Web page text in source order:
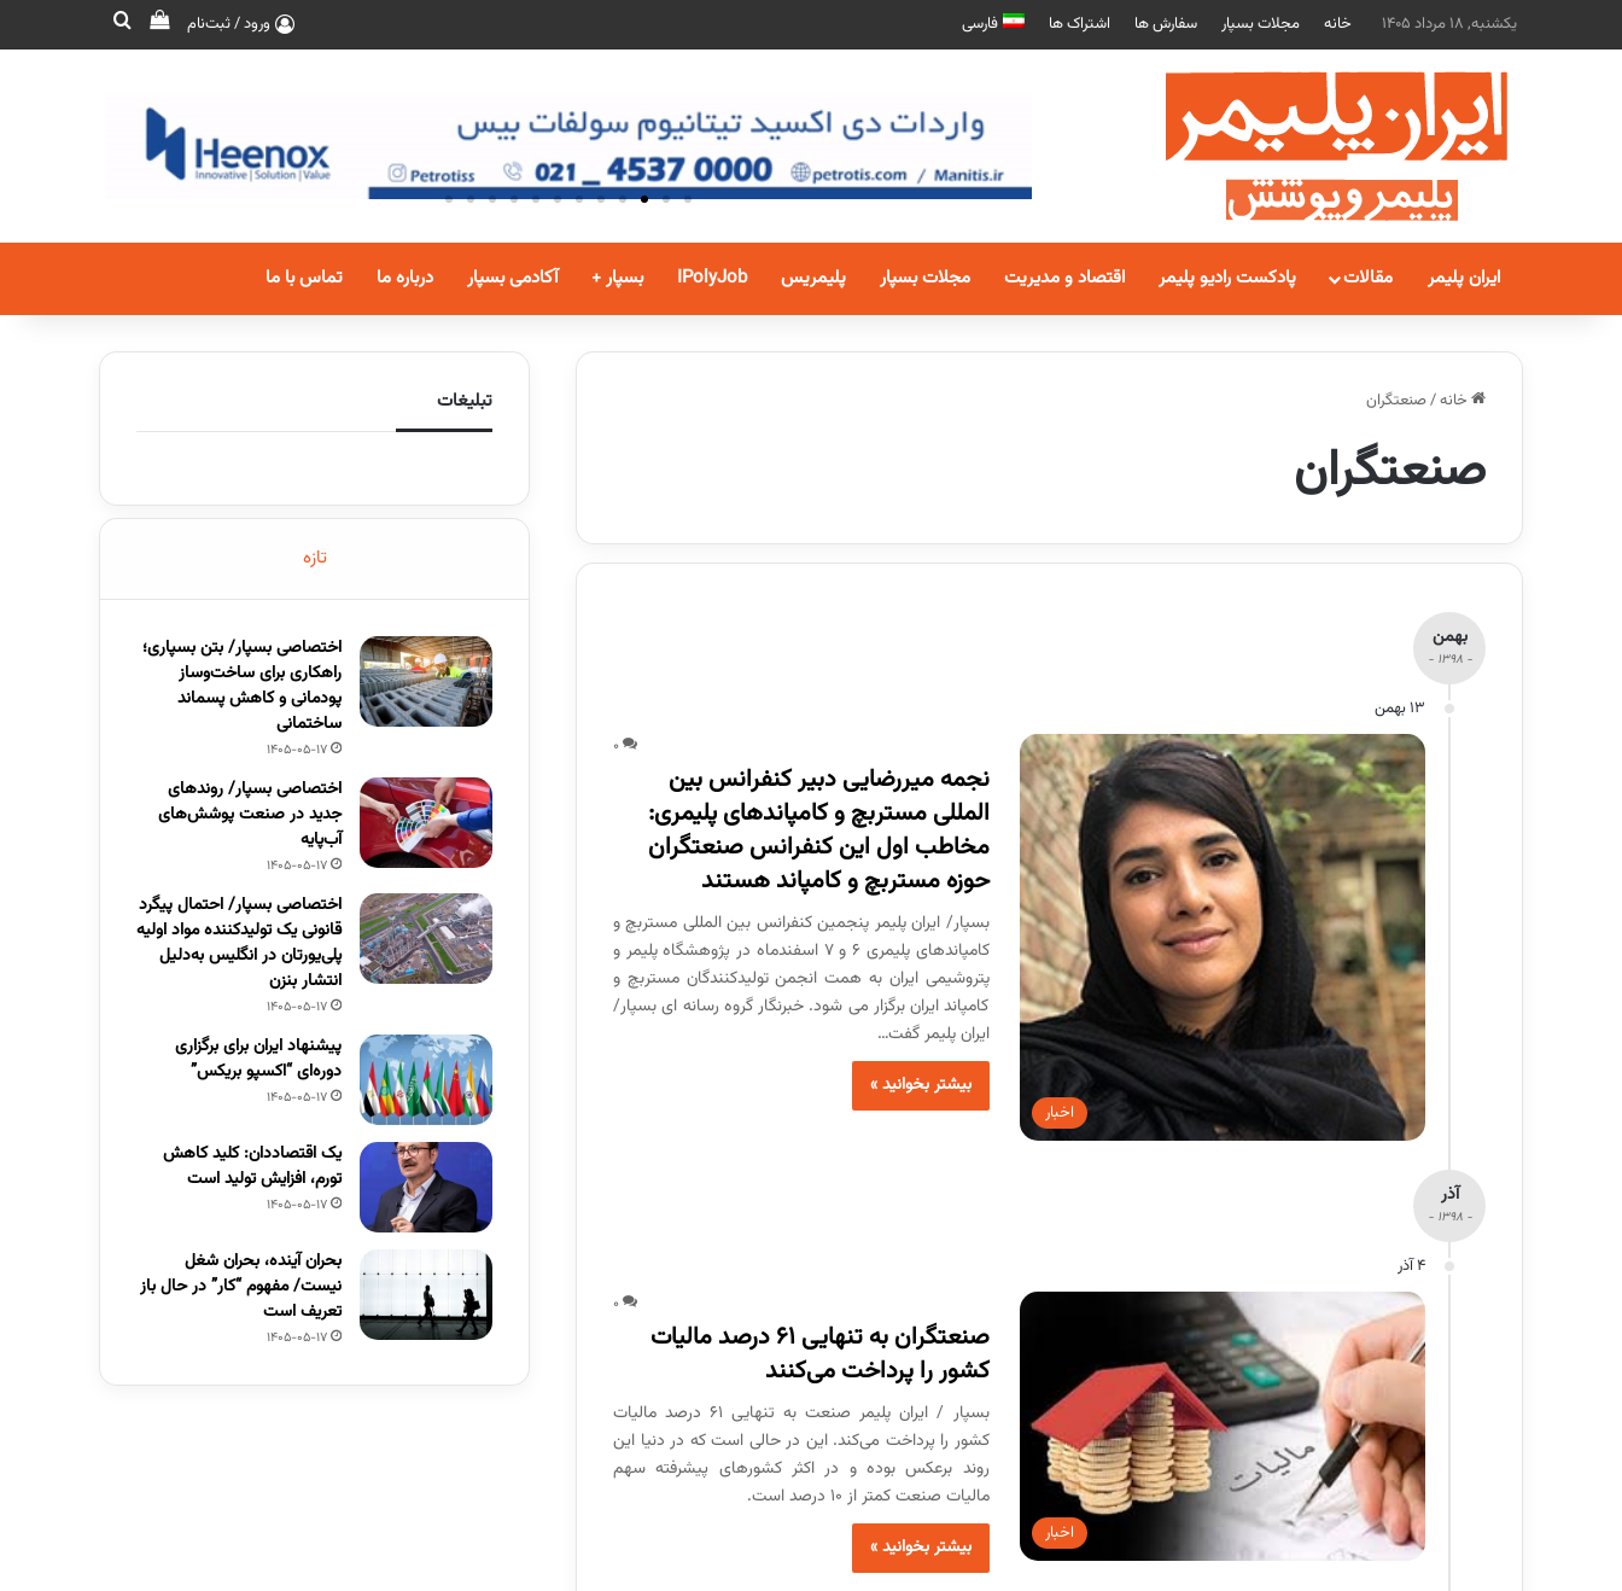
یکشنبه, 18 مرداد 1405 خانه مجلات بسپار سفارش ها اشتراک ها فارسی ورود / ثبت‌نام
ایران پلیمر مقالات پادکست رادیو پلیمر اقتصاد و مدیریت مجلات بسپار پلیمریس IPolyJob بسپار + آکادمی بسپار درباره ما تماس با ما
خانه/صنعت­گران
صنعت­گران
بهمن
- 1398 -
13 بهمن
اخبار
0
نجمه میررضایی دبیر کنفرانس بین
المللی مستربچ و کامپاندهای پلیمری:
مخاطب اول این کنفرانس صنعتگران
حوزه مستربچ و کامپاند هستند
بسپار/ ایران پلیمر پنجمین کنفرانس بین المللی مستربچ و
کامپاندهای پلیمری 6 و 7 اسفندماه در پژوهشگاه پلیمر و
پتروشیمی ایران به همت انجمن تولیدکنندگان مستربچ و
کامپاند ایران برگزار می شود. خبرنگار گروه رسانه ای بسپار/
ایران پلیمر گفت…
بیشتر بخوانید »
آذر
- 1398 -
4 آذر
اخبار
0
صنعتگران به تنهایی ۶۱ درصد مالیات
کشور را پرداخت می‌کنند
بسپار / ایران پلیمر صنعت به تنهایی ۶۱ درصد مالیات
کشور را پرداخت می‌کند. این در حالی است که در دنیا این
روند برعکس بوده و در اکثر کشورهای پیشرفته سهم
مالیات صنعت کمتر از ۱۰ درصد است.
بیشتر بخوانید »
تبلیغات
تازه
اختصاصی بسپار/ بتن بسپاری؛
راهکاری برای ساخت‌وساز
پودمانی و کاهش پسماند
ساختمانی
1405-05-17
اختصاصی بسپار/ روندهای
جدید در صنعت پوشش‌های
آب‌پایه
1405-05-17
اختصاصی بسپار/ احتمال پیگرد
قانونی یک تولیدکننده مواد اولیه
پلی‌یورتان در انگلیس به‌دلیل
انتشار بنزن
1405-05-17
پیشنهاد ایران برای برگزاری
دوره‌ای “اکسپو بریکس”
1405-05-17
یک اقتصاددان: کلید کاهش
تورم، افزایش تولید است
1405-05-17
بحران آینده، بحران شغل
نیست/ مفهوم “کار” در حال باز
تعریف است
1405-05-17